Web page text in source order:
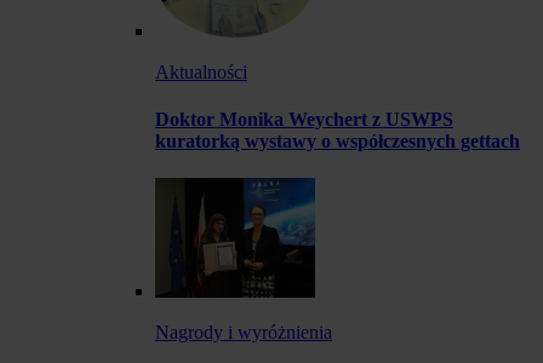
Aktualności
Doktor Monika Weychert z USWPS
kuratorką wystawy o współczesnych gettach
Nagrody i wyróżnienia